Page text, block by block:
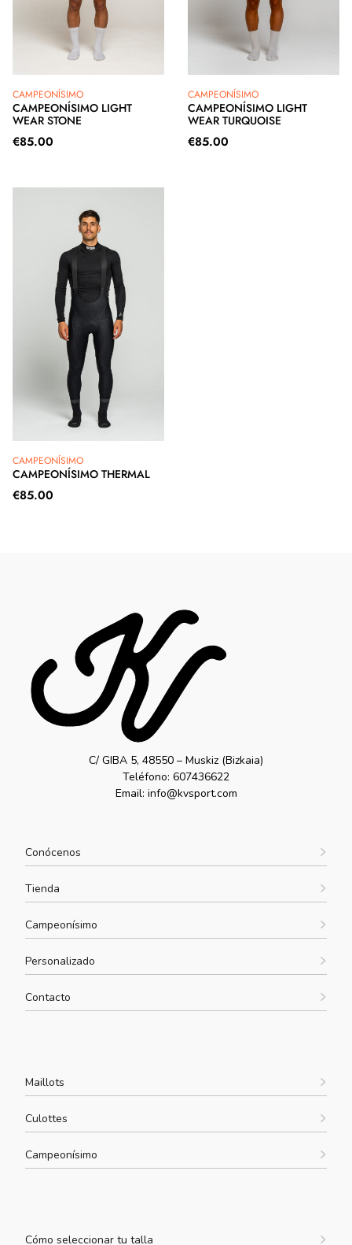
CAMPEONÍSIMO
CAMPEONÍSIMO LIGHT
WEAR STONE
€85.00
CAMPEONÍSIMO
CAMPEONÍSIMO LIGHT
WEAR TURQUOISE
€85.00
CAMPEONÍSIMO
CAMPEONÍSIMO THERMAL
€85.00
C/ GIBA 5, 48550 – Muskiz (Bizkaia)
Teléfono: 607436622
Email: info@kvsport.com
Conócenos
Tienda
Campeonísimo
Personalizado
Contacto
Maillots
Culottes
Campeonísimo
Cómo seleccionar tu talla